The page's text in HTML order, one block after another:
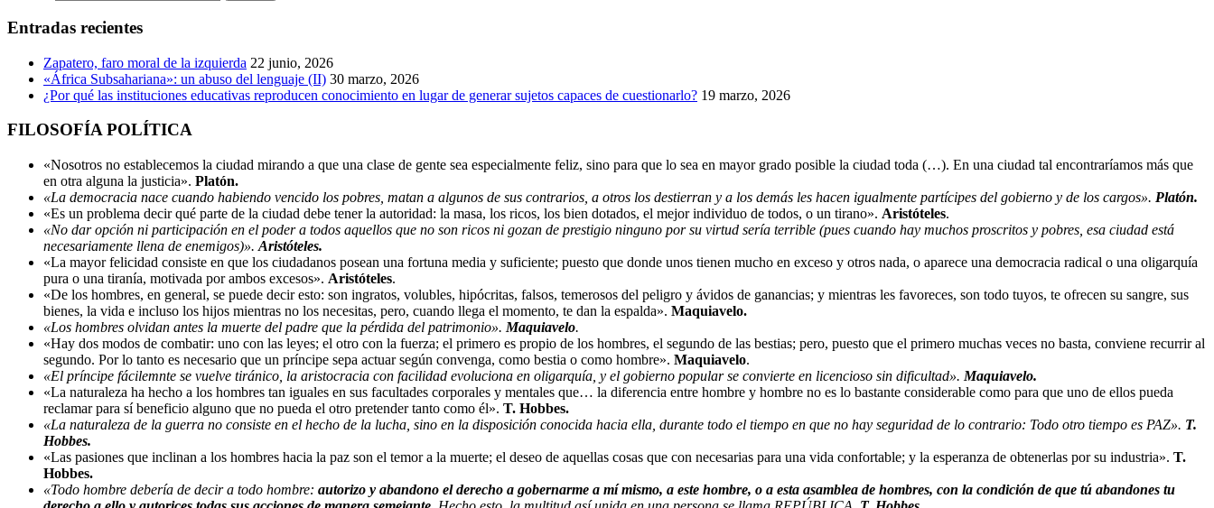
Entradas recientes
Zapatero, faro moral de la izquierda 22 junio, 2026
«África Subsahariana»: un abuso del lenguaje (II) 30 marzo, 2026
¿Por qué las instituciones educativas reproducen conocimiento en lugar de generar sujetos capaces de cuestionarlo? 19 marzo, 2026
FILOSOFÍA POLÍTICA
«Nosotros no establecemos la ciudad mirando a que una clase de gente sea especialmente feliz, sino para que lo sea en mayor grado posible la ciudad toda (…). En una ciudad tal encontraríamos más que
en otra alguna la justicia». Platón.
«La democracia nace cuando habiendo vencido los pobres, matan a algunos de sus contrarios, a otros los destierran y a los demás les hacen igualmente partícipes del gobierno y de los cargos». Platón.
«Es un problema decir qué parte de la ciudad debe tener la autoridad: la masa, los ricos, los bien dotados, el mejor individuo de todos, o un tirano». Aristóteles.
«No dar opción ni participación en el poder a todos aquellos que no son ricos ni gozan de prestigio ninguno por su virtud sería terrible (pues cuando hay muchos proscritos y pobres, esa ciudad está
necesariamente llena de enemigos)». Aristóteles.
«La mayor felicidad consiste en que los ciudadanos posean una fortuna media y suficiente; puesto que donde unos tienen mucho en exceso y otros nada, o aparece una democracia radical o una oligarquía
pura o una tiranía, motivada por ambos excesos». Aristóteles.
«De los hombres, en general, se puede decir esto: son ingratos, volubles, hipócritas, falsos, temerosos del peligro y ávidos de ganancias; y mientras les favoreces, son todo tuyos, te ofrecen su sangre, sus
bienes, la vida e incluso los hijos mientras no los necesitas, pero, cuando llega el momento, te dan la espalda». Maquiavelo.
«Los hombres olvidan antes la muerte del padre que la pérdida del patrimonio». Maquiavelo.
«Hay dos modos de combatir: uno con las leyes; el otro con la fuerza; el primero es propio de los hombres, el segundo de las bestias; pero, puesto que el primero muchas veces no basta, conviene recurrir al
segundo. Por lo tanto es necesario que un príncipe sepa actuar según convenga, como bestia o como hombre». Maquiavelo.
«El príncipe fácilemnte se vuelve tiránico, la aristocracia con facilidad evoluciona en oligarquía, y el gobierno popular se convierte en licencioso sin dificultad». Maquiavelo.
«La naturaleza ha hecho a los hombres tan iguales en sus facultades corporales y mentales que… la diferencia entre hombre y hombre no es lo bastante considerable como para que uno de ellos pueda
reclamar para sí beneficio alguno que no pueda el otro pretender tanto como él». T. Hobbes.
«La naturaleza de la guerra no consiste en el hecho de la lucha, sino en la disposición conocida hacia ella, durante todo el tiempo en que no hay seguridad de lo contrario: Todo otro tiempo es PAZ». T.
Hobbes.
«Las pasiones que inclinan a los hombres hacia la paz son el temor a la muerte; el deseo de aquellas cosas que con necesarias para una vida confortable; y la esperanza de obtenerlas por su industria». T.
Hobbes.
«Todo hombre debería de decir a todo hombre: autorizo y abandono el derecho a gobernarme a mí mismo, a este hombre, o a esta asamblea de hombres, con la condición de que tú abandones tu